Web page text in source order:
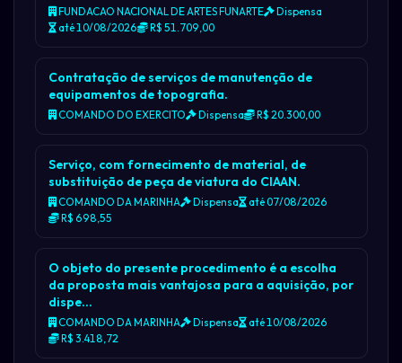
FUNDACAO NACIONAL DE ARTES FUNARTE
Dispensa
até 10/08/2026
R$ 51.709,00
Contratação de serviços de manutenção de
equipamentos de topografia.
COMANDO DO EXERCITO Dispensa R$ 20.300,00
Serviço, com fornecimento de material, de
substituição de peça de viatura do CIAAN.
COMANDO DA MARINHA Dispensa
até 07/08/2026
R$ 698,55
O objeto do presente procedimento é a escolha
da proposta mais vantajosa para a aquisição, por
dispe…
COMANDO DA MARINHA Dispensa
até 10/08/2026
R$ 3.418,72